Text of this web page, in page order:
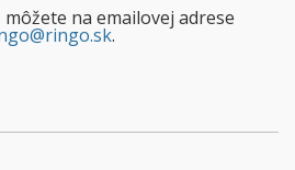
na emailovej adrese
.